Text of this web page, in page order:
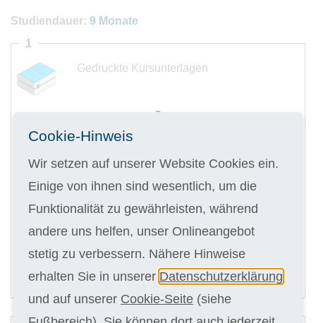
Studiendauer: 9 Monate
Gedruckte Kursunterlagen
Kursgebühr
9 x 139,00 €
1
2
Cookie-Hinweis
Wir setzen auf unserer Website Cookies ein.
Einige von ihnen sind wesentlich, um die
Funktionalität zu gewährleisten, während
andere uns helfen, unser Onlineangebot
stetig zu verbessern. Nähere Hinweise
erhalten Sie in unserer Datenschutzerklärung
und auf unserer Cookie-Seite (siehe